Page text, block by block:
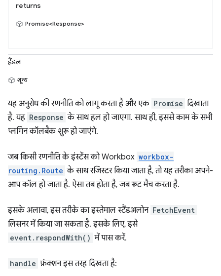
returns
Promise<Response>
हैंडल
शून्य
यह अनुरोध की रणनीति को लागू करता है और एक Promise दिखाता
है. यह Response के साथ हल हो जाएगा. साथ ही, इससे काम के सभी
प्लगिन कॉलबैक शुरू हो जाएंगे.
जब किसी रणनीति के इंस्टेंस को Workbox workbox-
routing.Route के साथ रजिस्टर किया जाता है, तो यह तरीका अपने-
आप कॉल हो जाता है. ऐसा तब होता है, जब रूट मैच करता है.
इसके अलावा, इस तरीके का इस्तेमाल स्टैंडअलोन FetchEvent
लिसनर में किया जा सकता है. इसके लिए, इसे
event.respondWith() में पास करें.
handle फ़ंक्शन इस तरह दिखता है: